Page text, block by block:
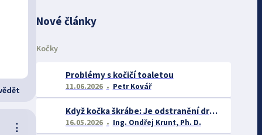
⋮
Nové články
Kočky
Problémy s kočičí toaletou
11.06.2026 Petr Kovář
Když kočka škrábe: Je odstranění drápů opravdu řešením? A co říká věda o chování takových koček?
16.05.2026 Ing. Ondřej Krunt, Ph. D.